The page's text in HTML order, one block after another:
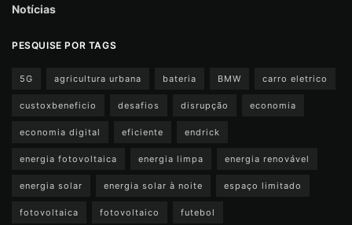
Notícias
PESQUISE POR TAGS
5G agricultura urbana bateria BMW carro eletrico
custoxbeneficio desafios disrupção economia
economia digital eficiente endrick
energia fotovoltaica energia limpa energia renovável
energia solar energia solar à noite espaço limitado
fotovoltaica fotovoltaico futebol